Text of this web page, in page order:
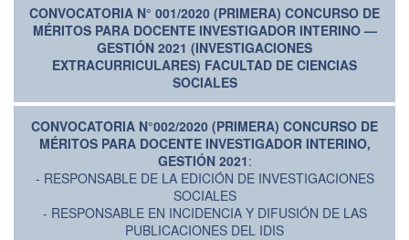
CONVOCATORIA N° 001/2020 (PRIMERA) CONCURSO DE
MÉRITOS PARA DOCENTE INVESTIGADOR INTERINO —
GESTIÓN 2021 (INVESTIGACIONES
EXTRACURRICULARES) FACULTAD DE CIENCIAS
SOCIALES
CONVOCATORIA N°002/2020 (PRIMERA) CONCURSO DE
MÉRITOS PARA DOCENTE INVESTIGADOR INTERINO,
GESTIÓN 2021:
- RESPONSABLE DE LA EDICIÓN DE INVESTIGACIONES
SOCIALES
- RESPONSABLE EN INCIDENCIA Y DIFUSIÓN DE LAS
PUBLICACIONES DEL IDIS